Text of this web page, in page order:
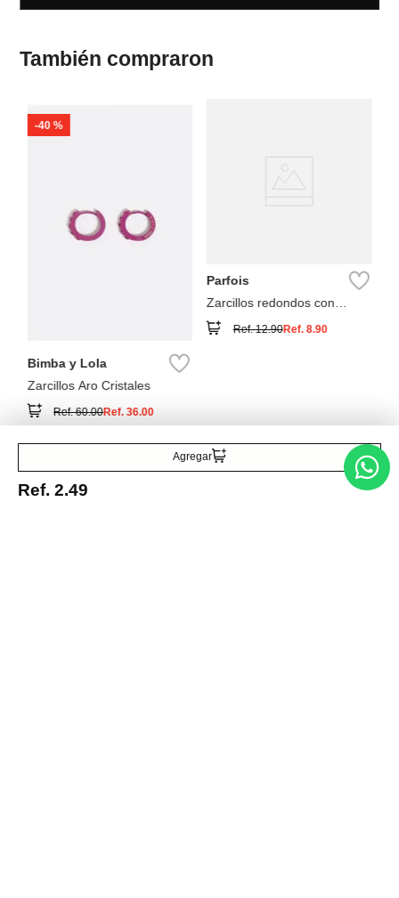
Agregar
Ref. 2.49
También compraron
-40 %
Bimba y Lola
Zarcillos Aro Cristales
Ref.60.00Ref.36.00
Parfois
Zarcillos redondos con
Ref.12.90Ref.8.90